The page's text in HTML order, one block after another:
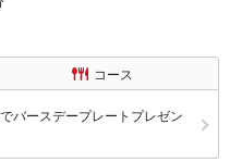
コース
バースデープレートプレゼン